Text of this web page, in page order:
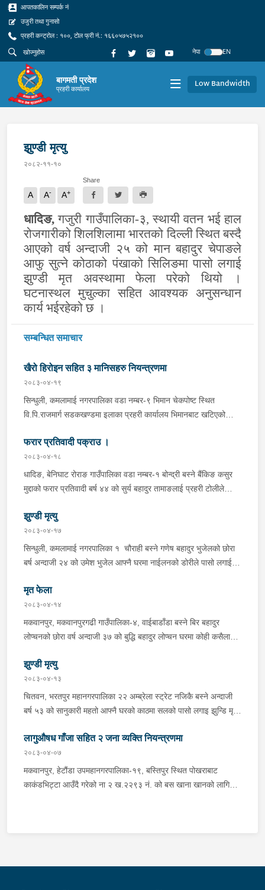
आपतकालिन सम्पर्क नं
उजुरी तथा गुनासो
प्रहरी कन्ट्रोल : १००, टोल फ्री नं.: १६६०५७५२१००
नेपा
EN
बागमती प्रदेश
प्रहरी कार्यालय Low Bandwidth
झुण्डी मृत्यु
२०८२-११-१०
A A- A+
Share
धादिङ, गजुरी गाउँपालिका-३, स्थायी वतन भई हाल
रोजगारीको शिलशिलामा भारतको दिल्ली स्थित बस्दै
आएको वर्ष अन्दाजी २५ को मान बहादुर चेपाङले
आफु सुत्ने कोठाको पंखाको सिलिङमा पासो लगाई
झुण्डी मृत अवस्थामा फेला परेको थियो ।
घटनास्थल मुचुल्का सहित आवश्यक अनुसन्धान
कार्य भईरहेको छ ।
सम्बन्धित समाचार
खैरो हिरोइन सहित ३ मानिसहरु नियन्त्रणमा
२०८३-०४-१९
सिन्धुली, कमलामाई नगरपालिका वडा नम्बर-९ भिमान चेकपोष्ट स्थित
वि.पि.राजमार्ग सडकखण्डमा इलाका प्रहरी कार्यालय भिमानबाट खटिएको
बर्दिवासको संयुक्त टोलीले मोरङबाट काठमाण्डौ तर्फ जाँदै गरेको चालक
सिन्धुली कमलामाई नगरपालिका वडा नम्बर- १२ बस्ने बर्ष अन्दाजी-२९ को
चन्द्र बहादुर माझीले चलाएको म.प्र. व०४-००१ ज ००८६ नं. को
यात्रुबाहक E.V. हायसमा सवार जिल्ला सिराह मिर्चैया नगरपालिका-५ बस्ने
ल्याएको तरकारीको बोरा भित्र डब्बामा प्लास्टिकले पोका पारी लुकाई छिपाई
ल्याएको लागु औषध खैरो हिरोइन जस्तो देखिने गिलो पदार्थ ४५.१९० फेला
पारी नियन्त्रणमा लिई सोधपुछ गर्दा पछाडी मोटरसाइकलमा सवार चालक
अभिषेक कुमार साह र सवार राहुल कुमार मण्डलले उक्त सामान दिई पठाएको
भनि खुल्न आएको हुँदा मोटरसाइकल सहित निजहरुलाई नियन्त्रणमा लिई थप
अनुसन्धान कार्य भईरहेको ।
फरार प्रतिवादी पक्राउ ।
२०८३-०४-१८
धादिङ, बेनिघाट रोराङ गाउँपालिका वडा नम्बर-१ बोन्द्री बस्ने बैंकिङ कसुर
मुद्दाको फरार प्रतिवादी बर्ष ४४ को सुर्य बहादुर तामाङलाई प्रहरी टोलीले
झुण्डी मृत्यु
२०८३-०४-१७
सिन्धुली, कमलामाई नगरपालिका १ चौराही बस्ने गणेष बहादुर भुजेलको छोरा
बर्ष अन्दाजी २४ को उमेश भुजेल आफ्नै घरमा नाईलनको डोरीले पासो लगाई
घटनास्थलमा मुचुल्का सहित थप अनुसन्धान कार्य भइरहेको ।
मृत फेला
२०८३-०४-१४
मकवानपुर, मकवानपुरगढी गाउँपालिका-४, वाईबाडाँडा बस्ने बिर बहादुर
लोप्चनको छोरा वर्ष अन्दाजी ३७ को बुद्धि बहादुर लोप्चन घरमा कोही कसैलाई
मिति २०८३।०४।१४ गते सोहि स्थित कुसुमटार खोल्सामा घोप्टो परी मृत
अवस्थामा फेला परेको । यस घटना सम्बन्धमा थप अनुसन्धान कार्य भईरहेको
छ ।
झुण्डी मृत्यु
२०८३-०४-१३
चितवन, भरतपुर महानगरपालिका २२ अम्ब्रेला स्ट्रेट नजिकै बस्ने अन्दाजी
बर्ष ५३ को सानुकारी महतो आफ्नै घरको काठमा सलको पासो लगाइ झुन्डि मृत्यु
सहित थप अनुसन्धान कार्य भइरहेको ।
लागुऔषध गाँजा सहित २ जना व्यक्ति नियन्त्रणमा
२०८३-०४-०७
मकवानपुर, हेटौंडा उपमहानगरपालिका-१९, बस्तिपुर स्थित पोखराबाट
काकंडभिट्टा आउँदै गरेको ना २ ख.२२९३ नं. को बस खाना खानको लागि
लागुऔषध गाँजा २६ किलोग्राम २० ग्राम फेला परेको । लागुऔषध सहित